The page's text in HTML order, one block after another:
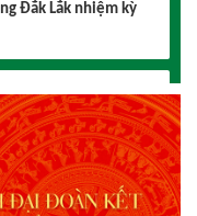
Đại hội lần thứ I,
kỳ 2026 – 2031: